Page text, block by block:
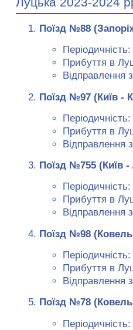
Поїзд №88
Прибуття в
Відправлення
Поїзд №97 (Київ -
Прибуття в
Відправлення
Поїзд №755 (Київ -
Прибуття в
Відправлення
Поїзд №98 (Ковель
Прибуття в
Відправлення
Поїзд №78